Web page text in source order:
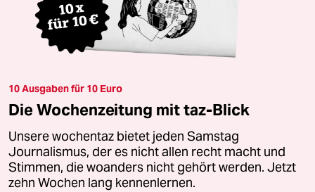
10 Ausgaben für 10 Euro
Die Wochenzeitung mit taz-Blick
Unsere wochentaz bietet jeden Samstag
Journalismus, der es nicht allen recht macht und
Stimmen, die woanders nicht gehört werden. Jetzt
zehn Wochen lang kennenlernen.